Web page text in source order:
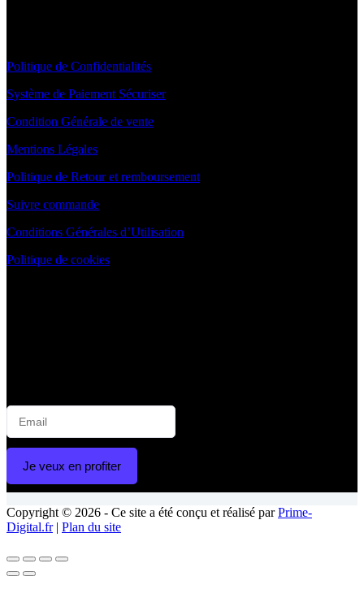
Politique de Confidentialités
Système de Paiement Sécuriser
Condition Générale de vente
Mentions Légales
Politique de Retour et remboursement
Suivre commande
Conditions Générales d’Utilisation
Politique de cookies
Je veux en profiter
Copyright © 2026 - Ce site a été conçu et réalisé parPrime-
Digital.fr| Plan du site